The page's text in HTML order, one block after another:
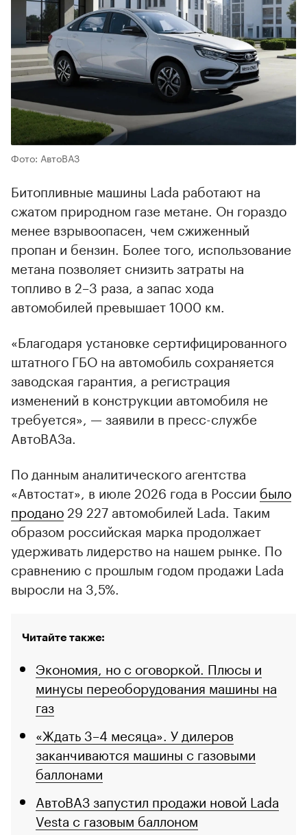
Фото: АвтоВАЗ
Битопливные машины Lada работают на
сжатом природном газе метане. Он гораздо
менее взрывоопасен, чем сжиженный
пропан и бензин. Более того, использование
метана позволяет снизить затраты на
топливо в 2–3 раза, а запас хода
автомобилей превышает 1000 км.
«Благодаря установке сертифицированного
штатного ГБО на автомобиль сохраняется
заводская гарантия, а регистрация
изменений в конструкции автомобиля не
требуется», — заявили в пресс-службе
АвтоВАЗа.
По данным аналитического агентства
«Автостат», в июле 2026 года в России было
продано 29 227 автомобилей Lada. Таким
образом российская марка продолжает
удерживать лидерство на нашем рынке. По
сравнению с прошлым годом продажи Lada
выросли на 3,5%.
Читайте также:
Экономия, но с оговоркой. Плюсы и
минусы переоборудования машины на
газ
«Ждать 3–4 месяца». У дилеров
заканчиваются машины с газовыми
баллонами
АвтоВАЗ запустил продажи новой Lada
Vesta с газовым баллоном